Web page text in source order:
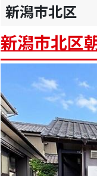
新潟市北区
新潟市北区